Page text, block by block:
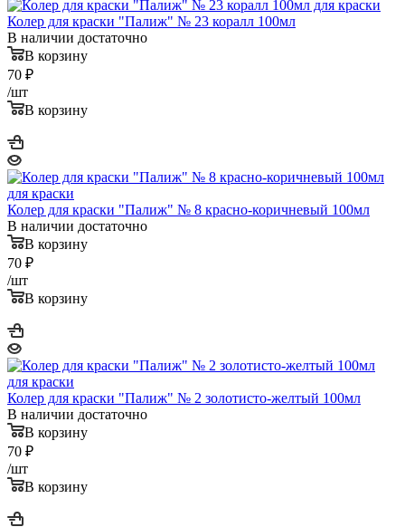
Колер для краски "Палиж" № 23 коралл 100мл
В наличии достаточно
В корзину
70 ₽
/шт
В корзину
Колер для краски "Палиж" № 8 красно-коричневый 100мл
В наличии достаточно
В корзину
70 ₽
/шт
В корзину
Колер для краски "Палиж" № 2 золотисто-желтый 100мл
В наличии достаточно
В корзину
70 ₽
/шт
В корзину